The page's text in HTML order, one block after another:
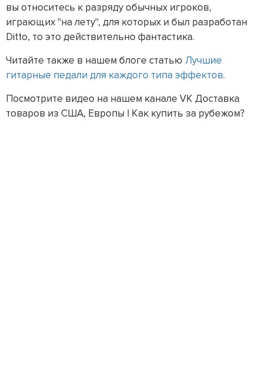
вы относитесь к разряду обычных игроков,
играющих "на лету", для которых и был разработан
Ditto, то это действительно фантастика.
Читайте также в нашем блоге статью Лучшие
гитарные педали для каждого типа эффектов.
Посмотрите видео на нашем канале VK Доставка
товаров из США, Европы | Как купить за рубежом?